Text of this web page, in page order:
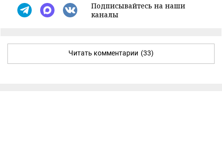
Подписывайтесь на наши
каналы
Читать комментарии (33)